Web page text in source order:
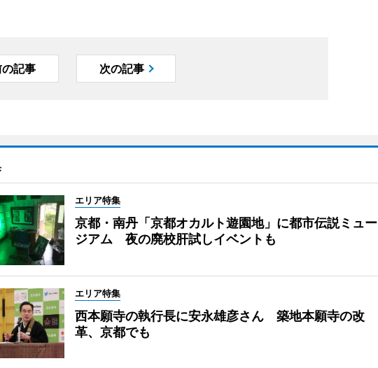
記事 次の記事
エリア特集
京都・南丹「京都オカルト遊園地」に都市伝説ミュー
ジアム 夜の廃校肝試しイベントも
エリア特集
西本願寺の執行長に安永雄彦さん 築地本願寺の改
革、京都でも